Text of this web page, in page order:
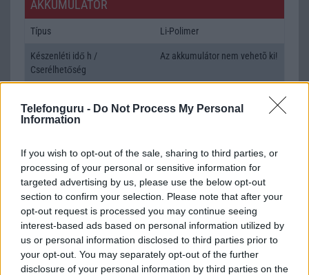
Telefonguru - Do Not Process My Personal
Information
If you wish to opt-out of the sale, sharing to third parties, or
processing of your personal or sensitive information for
targeted advertising by us, please use the below opt-out
section to confirm your selection. Please note that after your
opt-out request is processed you may continue seeing
interest-based ads based on personal information utilized by
us or personal information disclosed to third parties prior to
your opt-out. You may separately opt-out of the further
disclosure of your personal information by third parties on the
AKKUMULÁTOR
Típus Li-Polimer
Készenléti idő h /
Cserélhetőség
Az akkumulátor nem vehetõ ki!
Gyorstöltés
Java Nincs
Flash/ Ujjlenyomat olvasó Fingerprint sensor
SNS integráció alap szolgáltatás
Organizer alap szolgáltatás
T9 szótár alkalmazás független szótár